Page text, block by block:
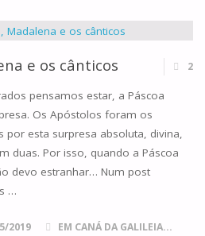
e os cânticos 2
pensamos estar, a Páscoa
Os Apóstolos foram os
esta surpresa absoluta, divina,
duas. Por isso, quando a Páscoa
devo estranhar… Num post
…
2019 EM CANÁ DA GALILEIA...